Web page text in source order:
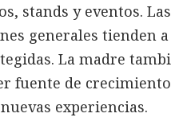
stands y eventos. Las
generales tienden
La madre
fuente de
experiencias.